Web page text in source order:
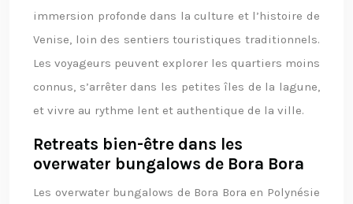
immersion profonde dans la culture et l’histoire de
Venise, loin des sentiers touristiques traditionnels.
Les voyageurs peuvent explorer les quartiers moins
connus, s’arrêter dans les petites îles de la lagune,
et vivre au rythme lent et authentique de la ville.
Retreats bien-être dans les
overwater bungalows de Bora Bora
Les overwater bungalows de Bora Bora en Polynésie